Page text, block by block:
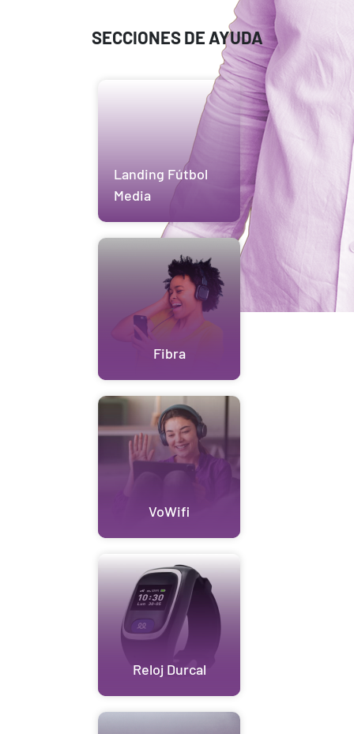
SECCIONES DE AYUDA
Landing Fútbol
Media
Fibra
VoWifi
Reloj Durcal